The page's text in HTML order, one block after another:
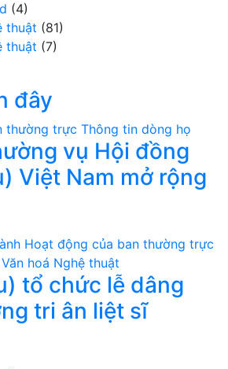
(4)
thuật (81)
thuật (7)
đây
thường trực Thông tin dòng họ
vụ Hội đồng
Việt Nam mở rộng
Hoạt động của ban thường trực
Văn hoá Nghệ thuật
tổ chức lễ dâng
tri ân liệt sĩ